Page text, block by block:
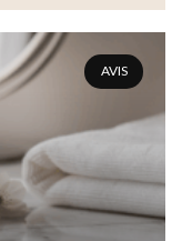
AVIS